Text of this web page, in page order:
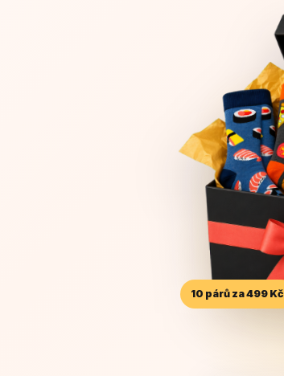
10 párů za 499 Kč